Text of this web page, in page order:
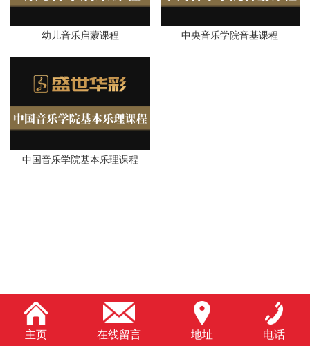
幼儿音乐启蒙课程 中央音乐学院音基课程
中国音乐学院基本乐理课程
主页 在线留言 地址 电话